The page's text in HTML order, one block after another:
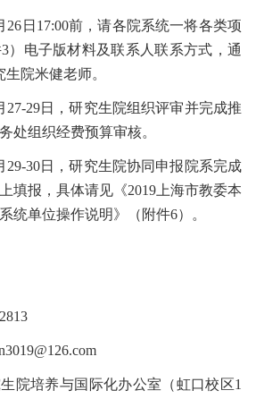
26 日 17:00前，请各院系统一将各类项
3）电子版材料及联系人联系方式，通
院米健老师。
27-29日，研究生院组织评审并完成推
处组织经费预算审核。
29-30日，研究生院协同申报院系完成
填报，具体请见《2019 上海市教委本
统单位操作说明》（附件6）。
院培养与国际化办公室（虹口校区1